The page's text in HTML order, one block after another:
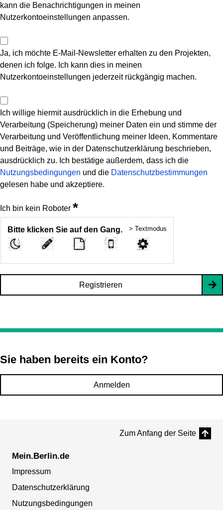
kann die Benachrichtigungen in meinen
Nutzerkontoeinstellungen anpassen.
Ja, ich möchte E-Mail-Newsletter erhalten zu den Projekten,
denen ich folge. Ich kann dies in meinen
Nutzerkontoeinstellungen jederzeit rückgängig machen.
Ich willige hiermit ausdrücklich in die Erhebung und
Verarbeitung (Speicherung) meiner Daten ein und stimme der
Verarbeitung und Veröffentlichung meiner Ideen, Kommentare
und Beiträge, wie in der Datenschutzerklärung beschrieben,
ausdrücklich zu. Ich bestätige außerdem, dass ich die
Nutzungsbedingungen und die Datenschutzbestimmungen
gelesen habe und akzeptiere.
Ich bin kein Roboter *
Bitte klicken Sie auf den Gang. > Textmodus
Registrieren
Sie haben bereits ein Konto?
Anmelden
Zum Anfang der Seite
Mein.Berlin.de
Impressum
Datenschutzerklärung
Nutzungsbedingungen